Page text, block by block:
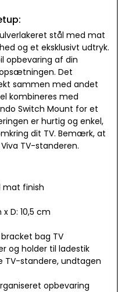
stål med mat
og et eksklusivt udtryk.
opbevaring af din
Det
sammen med andet
kombineres med
Switch Mount for et
er hurtig og enkel,
dit TV. Bemærk, at
TV-standeren.
mat finish
D: 10,5 cm
bag TV
og holder til ladestik
TV-standere, undtagen
opbevaring